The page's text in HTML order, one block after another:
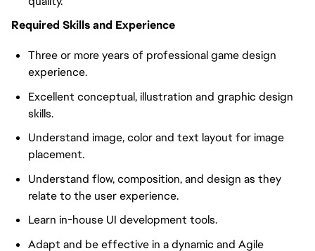
Required Skills and Experience
Three or more years of professional game design
experience.
Excellent conceptual, illustration and graphic design
skills.
Understand image, color and text layout for image
placement.
Understand flow, composition, and design as they
relate to the user experience.
Learn in-house UI development tools.
Adapt and be effective in a dynamic and Agile